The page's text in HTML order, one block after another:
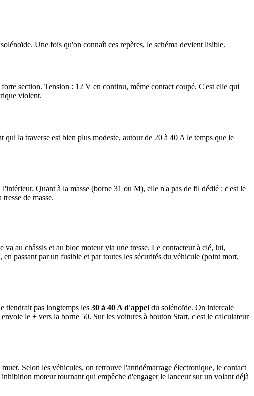
Une fois qu'on connaît ces repères, le schéma devient lisible.
forte section. Tension : 12 V en continu, même contact coupé. C'est elle qui
violent.
la traverse est bien plus modeste, autour de 20 à 40 A le temps que le
Quant à la masse (borne 31 ou M), elle n'a pas de fil dédié : c'est le
de masse.
au châssis et au bloc moteur via une tresse. Le contacteur à clé, lui,
passant par un fusible et par toutes les sécurités du véhicule (point mort,
tiendrait pas longtemps les 30 à 40 A d'appel du solénoïde. On intercale
le + vers la borne 50. Sur les voitures à bouton Start, c'est le calculateur
Selon les véhicules, on retrouve l'antidémarrage électronique, le contact
moteur tournant qui empêche d'engager le lanceur sur un volant déjà